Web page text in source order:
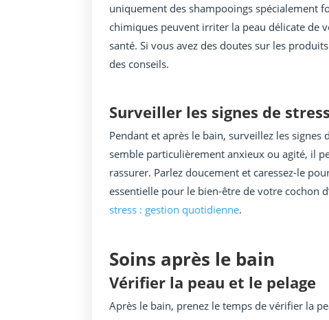
uniquement des shampooings spécialement
chimiques peuvent irriter la peau délicate de
santé. Si vous avez des doutes sur les
des conseils.
Surveiller les signes de stress
Pendant et après le bain, surveillez les signes
semble particulièrement anxieux ou agité, il
rassurer. Parlez doucement et caressez-le
essentielle pour le bien-être de votre cochon
stress : gestion quotidienne.
Soins après le bain
Vérifier la peau et le pelage
Après le bain, prenez le temps de vérifier la